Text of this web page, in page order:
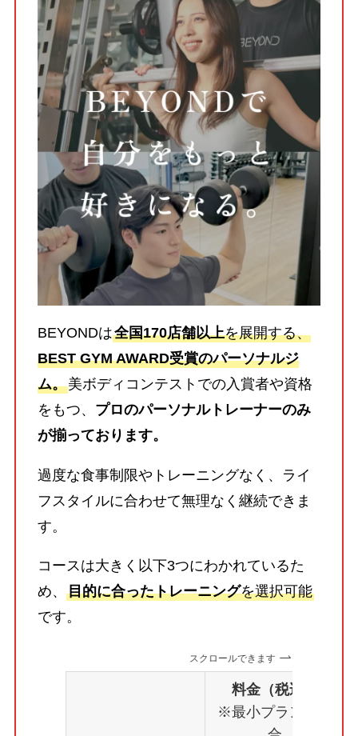
BEYONDは全国170店舗以上を展開する、
BEST GYM AWARD受賞のパーソナルジ
ム。美ボディコンテストでの入賞者や資格
をもつ、 プロのパーソナルトレーナーのみ
が揃っております。
過度な食事制限やトレーニングなく、ライ
フスタイルに合わせて無理なく継続できま
す。
コースは大きく以下3つにわかれているた
め、 目的に合ったトレーニングを選択可能
です。
スクロールできます
料金（税込）
※最小プランの場